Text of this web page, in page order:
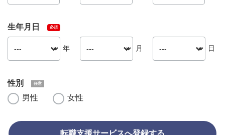
生年月日
年 月 日
性別
男性
女性
転職支援サービスへ登録する